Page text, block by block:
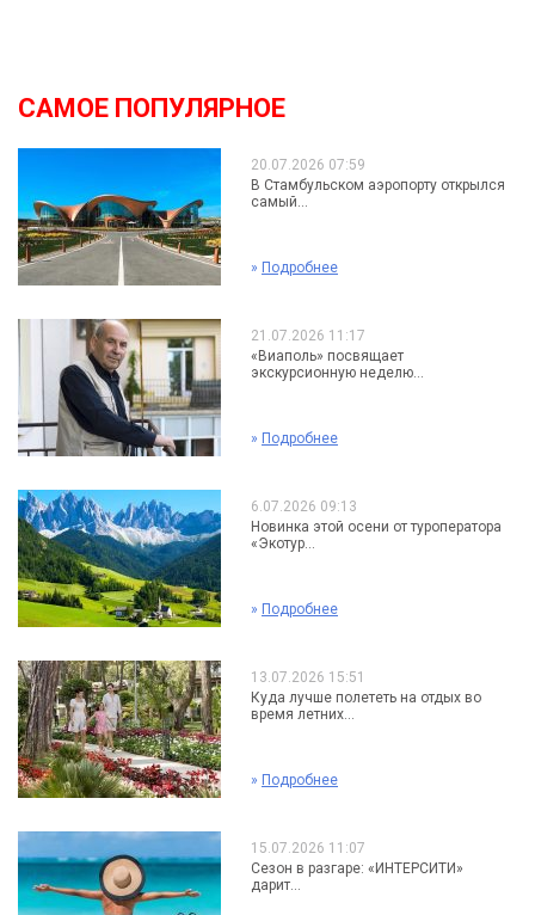
САМОЕ ПОПУЛЯРНОЕ
20.07.2026 07:59
В Стамбульском аэропорту открылся
самый...
» Подробнее
21.07.2026 11:17
«Виаполь» посвящает
экскурсионную неделю...
» Подробнее
6.07.2026 09:13
Новинка этой осени от туроператора
«Экотур...
» Подробнее
13.07.2026 15:51
Куда лучше полететь на отдых во
время летних...
» Подробнее
15.07.2026 11:07
Сезон в разгаре: «ИНТЕРСИТИ»
дарит...